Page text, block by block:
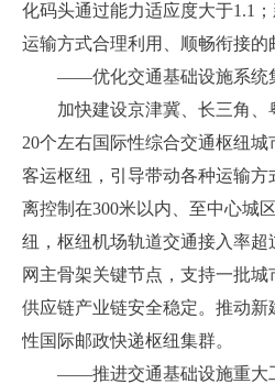
化码头通过能力适应度大于1.1
运输方式合理利用、顺畅衔接
——优化交通基础设施系统
加快建设京津冀、长三角
20个左右国际性综合交通枢纽
客运枢纽，引导带动各种运输
离控制在300米以内、至中心城
纽，枢纽机场轨道交通接入率超
网主骨架关键节点， 支持一批城
供应链产业链安全稳定。推动
性国际邮政快递枢纽集群。
——推进交通基础设施重大